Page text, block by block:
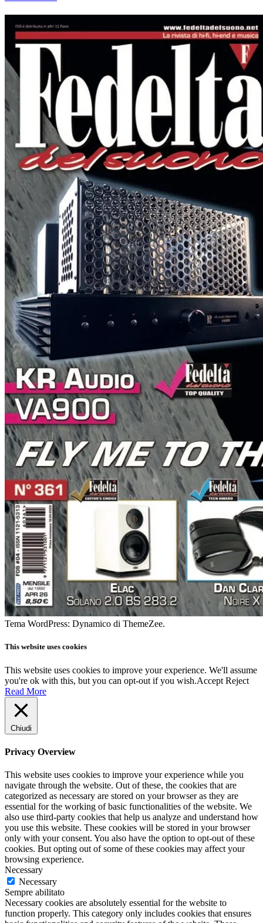
Tema WordPress: Dynamico di ThemeZee.
This website uses cookies
This website uses cookies to improve your experience. We'll assume
you're ok with this, but you can opt-out if you wish.Accept Reject
Read More
Chiudi
Privacy Overview
This website uses cookies to improve your experience while you
navigate through the website. Out of these, the cookies that are
categorized as necessary are stored on your browser as they are
essential for the working of basic functionalities of the website. We
also use third-party cookies that help us analyze and understand how
you use this website. These cookies will be stored in your browser
only with your consent. You also have the option to opt-out of these
cookies. But opting out of some of these cookies may affect your
browsing experience.
Necessary
Necessary
Sempre abilitato
Necessary cookies are absolutely essential for the website to
function properly. This category only includes cookies that ensures